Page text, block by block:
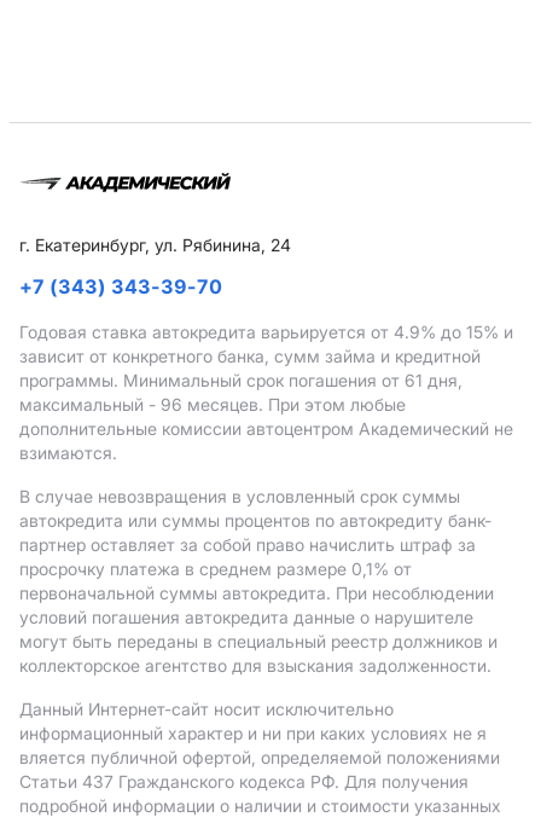
г. Екатеринбург, ул. Рябинина, 24
+7 (343) 343-39-70
Годовая ставка автокредита варьируется от 4.9% до 15% и
зависит от конкретного банка, сумм займа и кредитной
программы. Минимальный срок погашения от 61 дня,
максимальный - 96 месяцев. При этом любые
дополнительные комиссии автоцентром Академический не
взимаются.
В случае невозвращения в условленный срок суммы
автокредита или суммы процентов по автокредиту банк-
партнер оставляет за собой право начислить штраф за
просрочку платежа в среднем размере 0,1% от
первоначальной суммы автокредита. При несоблюдении
условий погашения автокредита данные о нарушителе
могут быть переданы в специальный реестр должников и
коллекторское агентство для взыскания задолженности.
Данный Интернет-сайт носит исключительно
информационный характер и ни при каких условиях не я
вляется публичной офертой, определяемой положениями
Статьи 437 Гражданского кодекса РФ. Для получения
подробной информации о наличии и стоимости указанных